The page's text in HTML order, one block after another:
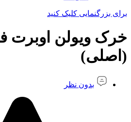
برای بزرگنمایی کلیک کنید
خرک ویولن اوبرت
(اصلی)
بدون نظر